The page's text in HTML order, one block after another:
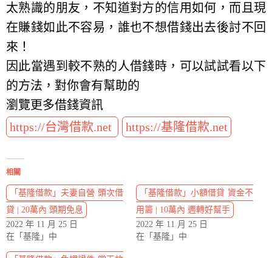
太熟識的朋友，不知道對方的信用如何，而且現
在賺錢如此不容易，誰也不想借錢出去後討不回
來！
因此當遇到較不熟的人借錢時，可以試試看以下
的方法，對你會有幫助的
瀏覽更多借錢資訊
https://台灣借款.net
https://基隆借款.net
相關
「基隆借款」夫妻自營 頭次借
貸 | 20萬內 頭期免息
2022 年 11 月 25 日
在「基隆」中
「基隆借款」小額借貸 資金不
用籌 | 10萬內 週轉好幫手
2022 年 11 月 25 日
在「基隆」中